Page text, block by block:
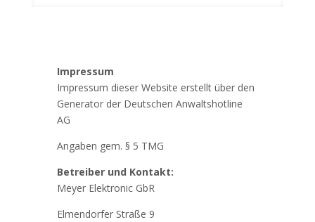
Impressum
Impressum dieser Website erstellt über den
Generator der Deutschen Anwaltshotline
AG
Angaben gem. § 5 TMG
Betreiber und Kontakt:
Meyer Elektronic GbR
Elmendorfer Straße 9